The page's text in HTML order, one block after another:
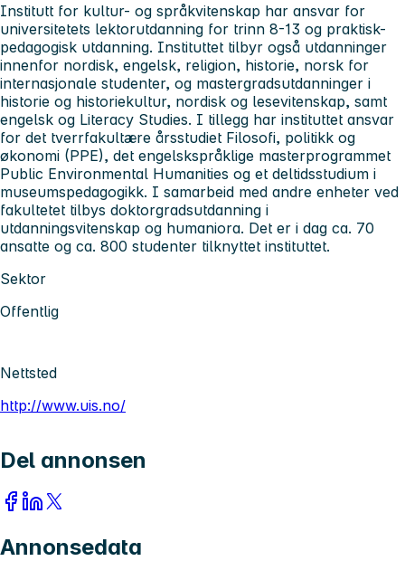
Institutt for kultur- og språkvitenskap har ansvar for
universitetets lektorutdanning for trinn 8-13 og praktisk-
pedagogisk utdanning. Instituttet tilbyr også utdanninger
innenfor nordisk, engelsk, religion, historie, norsk for
internasjonale studenter, og mastergradsutdanninger i
historie og historiekultur, nordisk og lesevitenskap, samt
engelsk og Literacy Studies. I tillegg har instituttet ansvar
for det tverrfakultære årsstudiet Filosofi, politikk og
økonomi (PPE), det engelskspråklige masterprogrammet
Public Environmental Humanities og et deltidsstudium i
museumspedagogikk. I samarbeid med andre enheter ved
fakultetet tilbys doktorgradsutdanning i
utdanningsvitenskap og humaniora. Det er i dag ca. 70
ansatte og ca. 800 studenter tilknyttet instituttet.
Sektor
Offentlig
Nettsted
http://www.uis.no/
Del annonsen
Annonsedata